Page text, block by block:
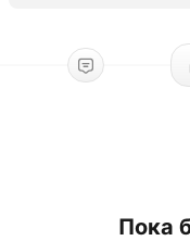
Пока